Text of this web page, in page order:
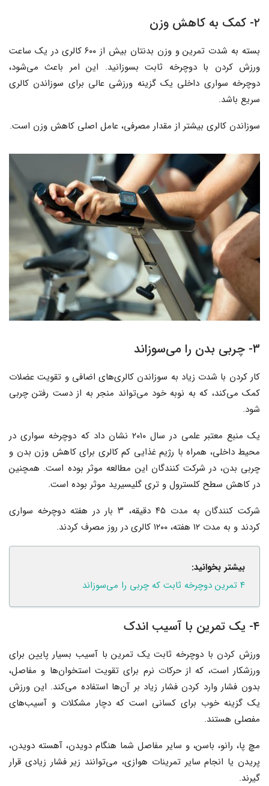
۲- کمک به کاهش وزن
بسته به شدت تمرین و وزن بدنتان بیش از ۶۰۰ کالری در یک ساعت
ورزش کردن با دوچرخه ثابت بسوزانید. این امر باعث می‌شود،
دوچرخه سواری داخلی یک گزینه ورزشی عالی برای سوزاندن کالری
سریع باشد.
سوزاندن کالری بیشتر از مقدار مصرفی، عامل اصلی کاهش وزن است.
۳- چربی بدن را می‌سوزاند
کار کردن با شدت زیاد به سوزاندن کالری‌های اضافی و تقویت عضلات
کمک می‌کند، که به نوبه خود می‌تواند منجر به از دست رفتن چربی
شود.
یک منبع معتبر علمی در سال ۲۰۱۰ نشان داد که دوچرخه سواری در
محیط داخلی، همراه با رژیم غذایی کم کالری برای کاهش وزن بدن و
چربی بدن، در شرکت کنندگان این مطالعه موثر بوده است. همچنین
در کاهش سطح کلسترول و تری گلیسیرید موثر بوده است.
شرکت کنندگان به مدت ۴۵ دقیقه، ۳ بار در هفته دوچرخه سواری
کردند و به مدت ۱۲ هفته، ۱۲۰۰ کالری در روز مصرف کردند.
بیشتر بخوانید:
۴ تمرین دوچرخه ثابت که چربی را می‌سوزاند
۴- یک تمرین با آسیب اندک
ورزش کردن با دوچرخه ثابت یک تمرین با آسیب بسیار پایین برای
ورزشکار است، که از حرکات نرم برای تقویت استخوان‌ها و مفاصل،
بدون فشار وارد کردن فشار زیاد بر آن‌ها استفاده می‌کند. این ورزش
یک گزینه خوب برای کسانی است که دچار مشکلات و آسیب‌های
مفصلی هستند.
مچ پا، رانو، باسن، و سایر مفاصل شما هنگام دویدن، آهسته دویدن،
پریدن یا انجام سایر تمرینات هوازی، می‌توانند زیر فشار زیادی قرار
گیرند.